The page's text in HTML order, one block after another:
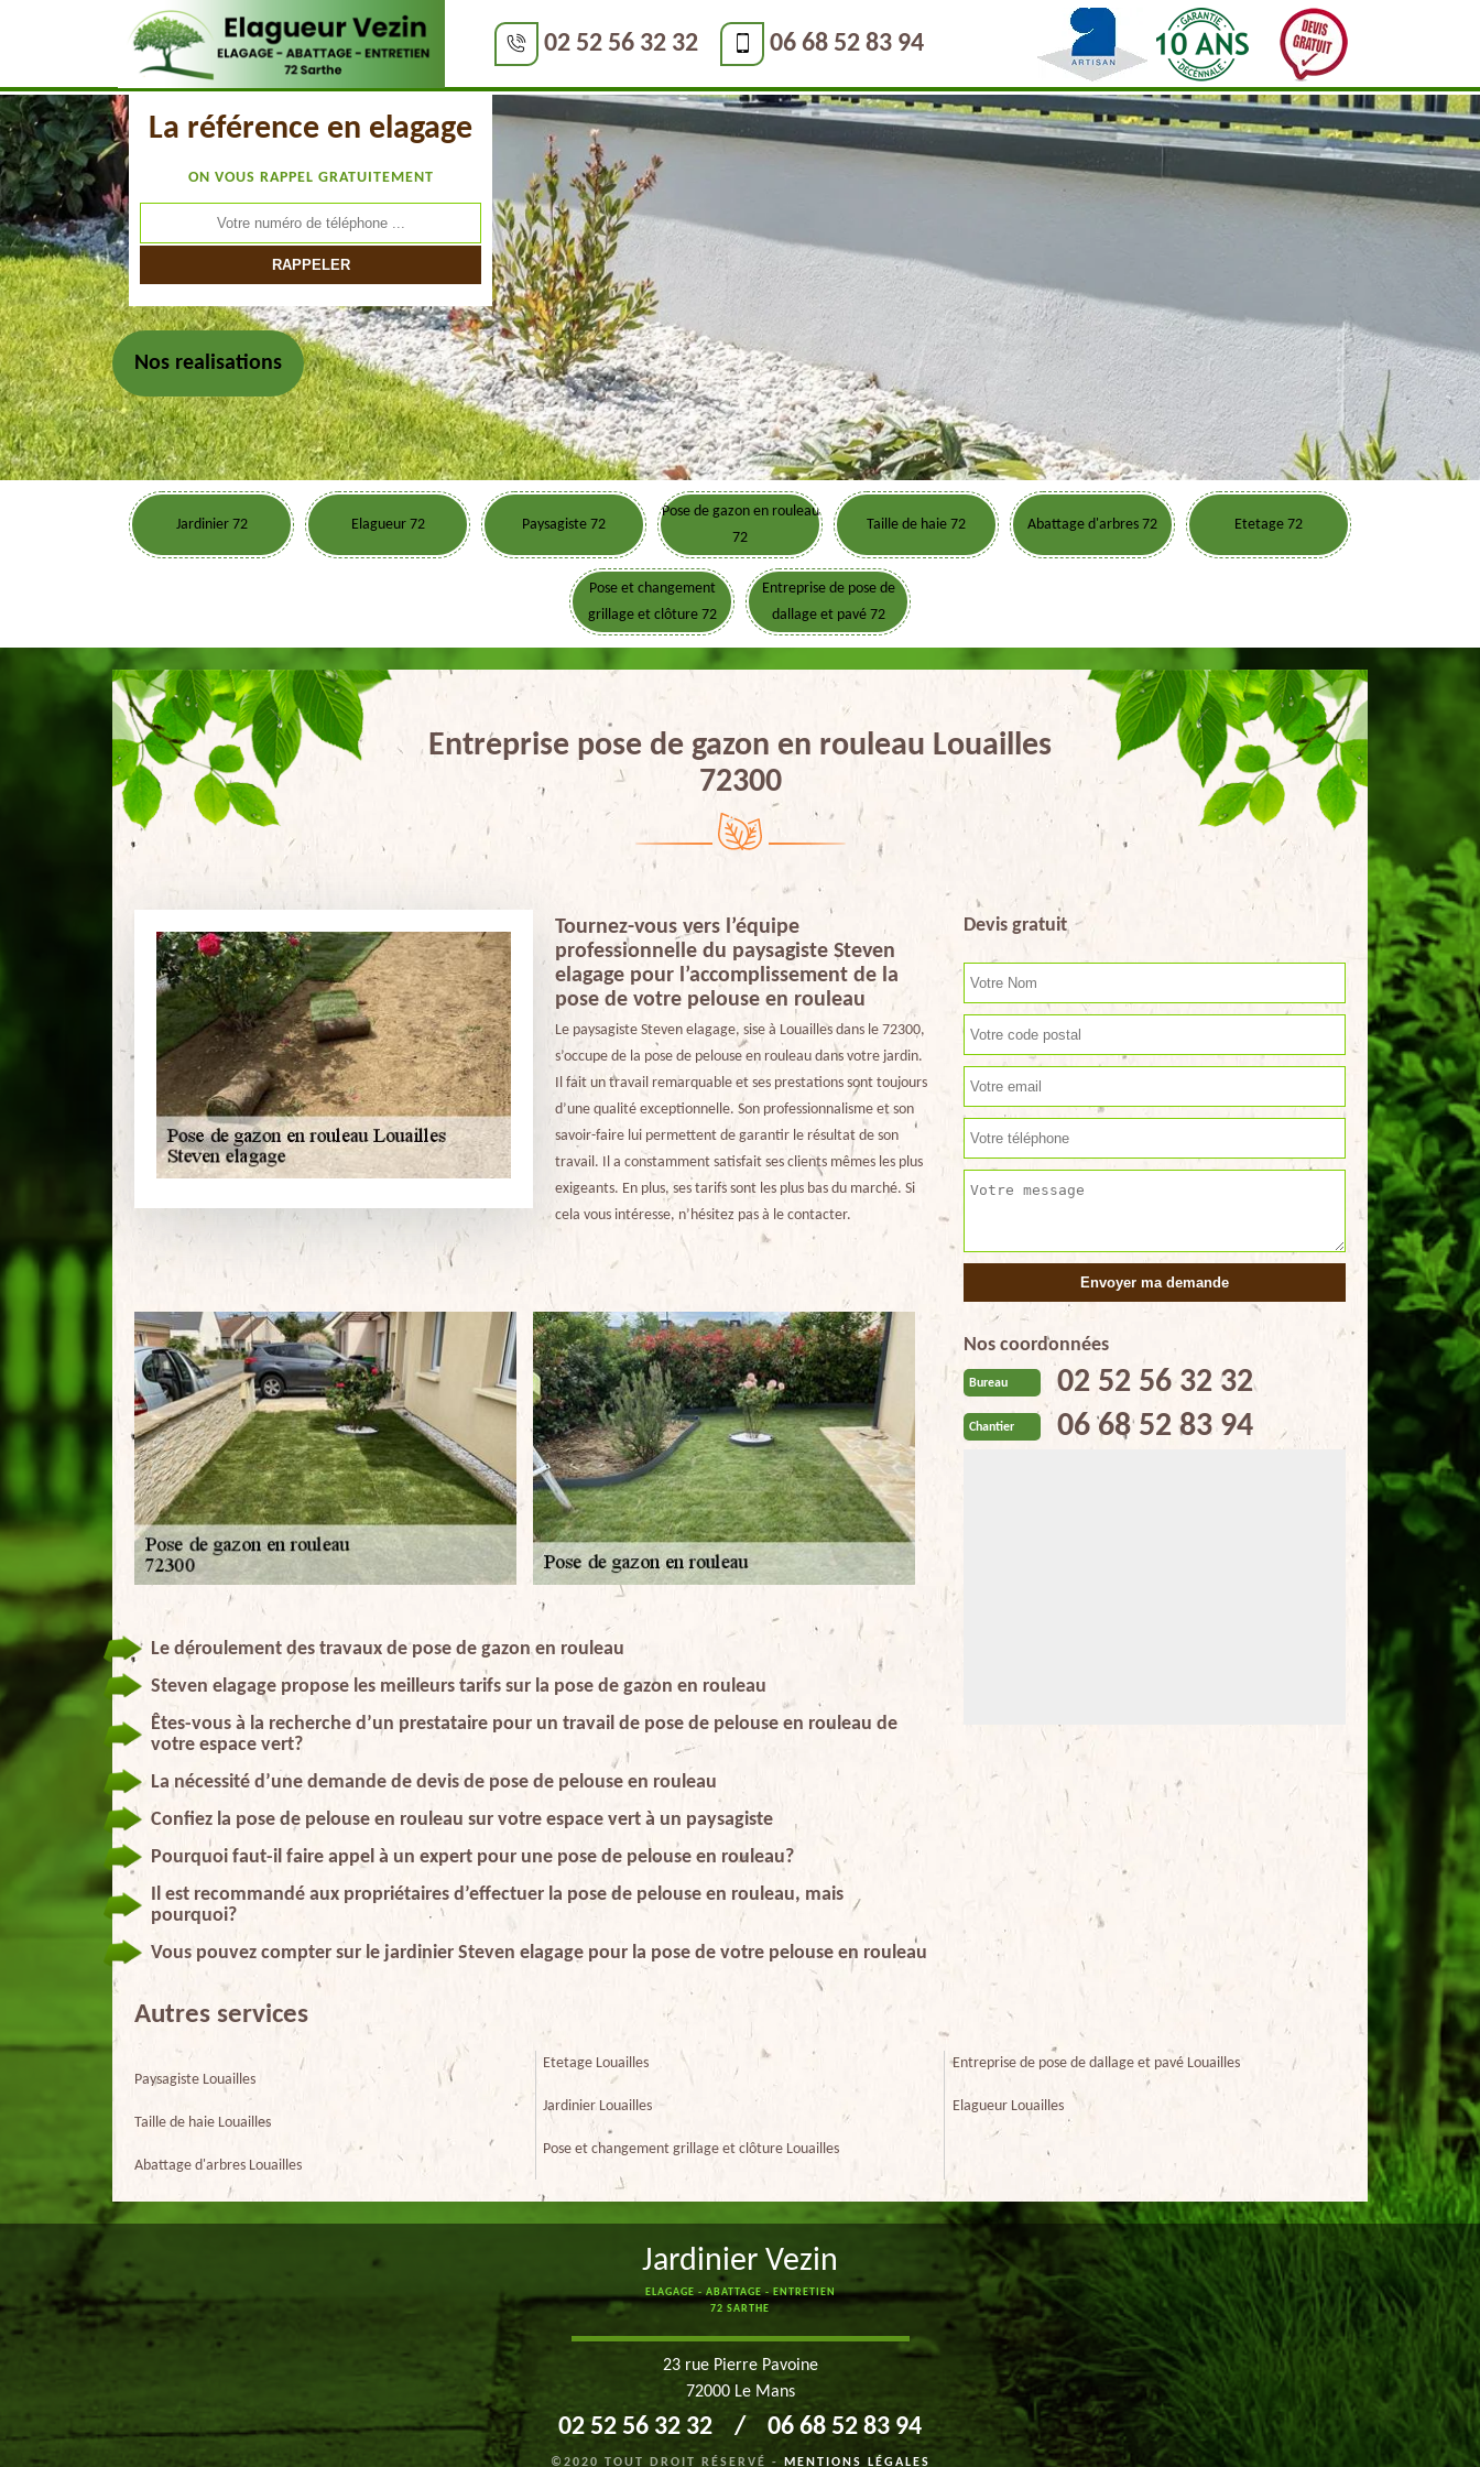
02 52 56 32 32 06 68 52 83 94
La référence en elagage
ON VOUS RAPPEL GRATUITEMENT
Nos realisations
Jardinier 72 Elagueur 72 Paysagiste 72
Pose de gazon en rouleau
72
Taille de haie 72 Abattage d'arbres 72 Etetage 72
Pose et changement
grillage et clôture 72
Entreprise de pose de
dallage et pavé 72
Entreprise pose de gazon en rouleau Louailles
72300
Tournez-vous vers l’équipe
professionnelle du paysagiste Steven
elagage pour l’accomplissement de la
pose de votre pelouse en rouleau
Le paysagiste Steven elagage, sise à Louailles dans le 72300,
s’occupe de la pose de pelouse en rouleau dans votre jardin.
Il fait un travail remarquable et ses prestations sont toujours
d’une qualité exceptionnelle. Son professionnalisme et son
savoir-faire lui permettent de garantir le résultat de son
travail. Il a constamment satisfait ses clients mêmes les plus
exigeants. En plus, ses tarifs sont les plus bas du marché. Si
cela vous intéresse, n’hésitez pas à le contacter.
Le déroulement des travaux de pose de gazon en rouleau
Steven elagage propose les meilleurs tarifs sur la pose de gazon en rouleau
Êtes-vous à la recherche d’un prestataire pour un travail de pose de pelouse en rouleau de
votre espace vert?
La nécessité d’une demande de devis de pose de pelouse en rouleau
Confiez la pose de pelouse en rouleau sur votre espace vert à un paysagiste
Pourquoi faut-il faire appel à un expert pour une pose de pelouse en rouleau?
Il est recommandé aux propriétaires d’effectuer la pose de pelouse en rouleau, mais
pourquoi?
Vous pouvez compter sur le jardinier Steven elagage pour la pose de votre pelouse en rouleau
Devis gratuit
Nos coordonnées
Bureau 02 52 56 32 32
Chantier 06 68 52 83 94
Autres services
Paysagiste Louailles
Taille de haie Louailles
Abattage d'arbres Louailles
Etetage Louailles
Jardinier Louailles
Pose et changement grillage et clôture Louailles
Entreprise de pose de dallage et pavé Louailles
Elagueur Louailles
Jardinier Vezin
ELAGAGE - ABATTAGE - ENTRETIEN
72 SARTHE
23 rue Pierre Pavoine
72000 Le Mans
02 52 56 32 32 / 06 68 52 83 94
©2020 TOUT DROIT RÉSERVÉ - MENTIONS LÉGALES